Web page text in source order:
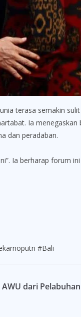
terasa semakin
Ia menegaskan
dan peradaban.
Ia berharap forum
#Bali
dari